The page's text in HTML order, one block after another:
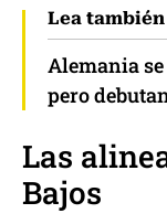
Lea también
Alemania
pero
Las
Bajos